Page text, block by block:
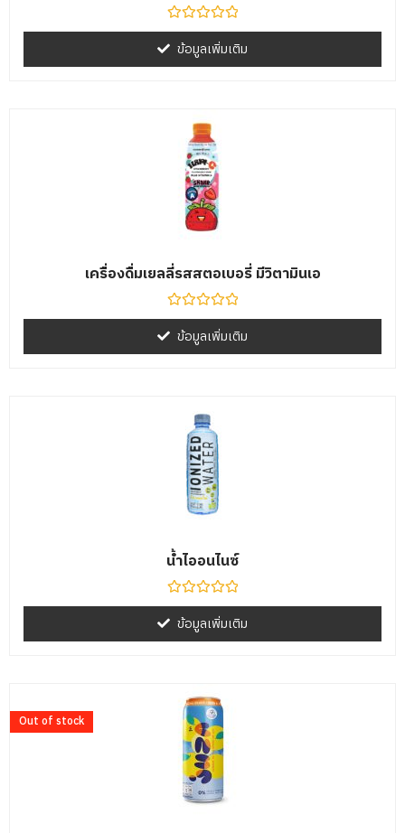
ให้
คะแนน
0
ตั้งแต่
ข้อมูลเพิ่มเติม
เครื่องดื่มเยลลี่รสสตอเบอรี่ มีวิตามินเอ
ให้
คะแนน
0
ตั้งแต่
ข้อมูลเพิ่มเติม
น้ำไออนไนซ์
ให้
คะแนน
0
ตั้งแต่
ข้อมูลเพิ่มเติม
Out of stock